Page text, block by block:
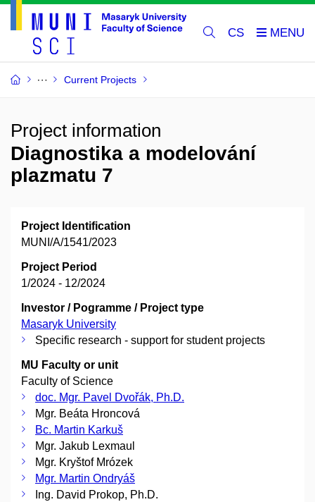
CS
Current Projects
Project information
Diagnostika a modelování
plazmatu 7
Project Identification
MUNI/A/1541/2023
Project Period
1/2024 - 12/2024
Investor / Pogramme / Project type
Masaryk University
Specific research - support for student projects
MU Faculty or unit
Faculty of Science
doc. Mgr. Pavel Dvořák, Ph.D.
Mgr. Beáta Hroncová
Bc. Martin Karkuš
Mgr. Jakub Lexmaul
Mgr. Kryštof Mrózek
Mgr. Martin Ondryáš
Ing. David Prokop, Ph.D.